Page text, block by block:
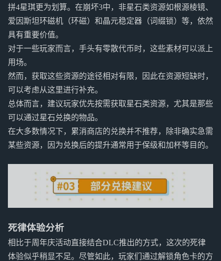
拼4星琪更为划算。在崩坏3中，非星石类资源如根源棱镜、
爱因斯坦环磁机（环磁）和晶元稳定器（词缀锁）等，依然
具有重要价值。
对于一些玩家而言，手头有零散代币时，这些素材可以派上
用场。
然而，获取这些资源的途径相对有限，因此在资源短缺时，
可以考虑从这里进行补充。
总体而言，建议玩家优先按需获取星石类资源，尤其是那些
可以通过星石兑换的物品。
在大多数情况下，累消商店的兑换并不推荐，除非确实急需
某些资源，因为兑换后的提升通常用于保级和加杯等目的。
死律体验分析
相比于周年庆活动直接结合DLC推出的方式，这次的死律
体验似乎稍显不足。尽管如此，玩家们通过解锁角色卡的方